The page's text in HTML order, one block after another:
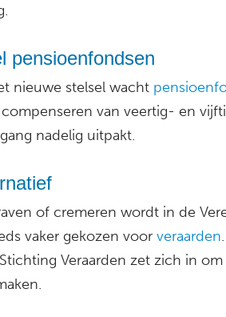
pensioenfondsen
nieuwe stelsel wacht
van veertig- en
nadelig uitpakt.
of cremeren wordt in de
vaker gekozen voor veraarden
Veraarden zet zich in